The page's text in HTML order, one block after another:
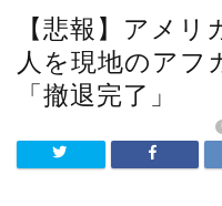
【悲報】アメ
人を現地のアフ
「撤退完了」